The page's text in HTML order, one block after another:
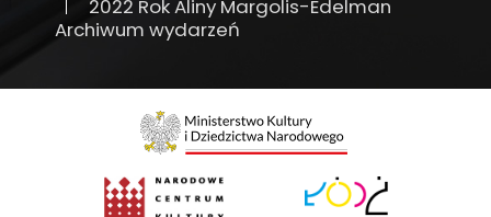
2022 Rok Aliny Margolis-Edelman
Archiwum wydarzeń